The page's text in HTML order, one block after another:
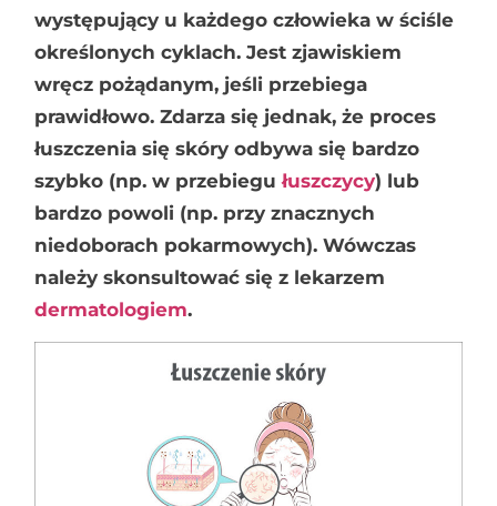
występujący u każdego człowieka w ściśle
określonych cyklach. Jest zjawiskiem
wręcz pożądanym, jeśli przebiega
prawidłowo. Zdarza się jednak, że proces
łuszczenia się skóry odbywa się bardzo
szybko (np. w przebiegułuszczycy) lub
bardzo powoli (np. przy znacznych
niedoborach pokarmowych). Wówczas
należy skonsultować się z lekarzem
dermatologiem.